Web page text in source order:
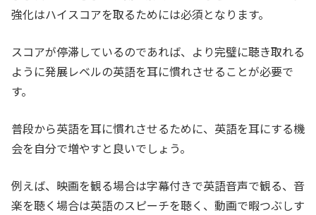
強化はハイスコアを取るためには必須となります。
スコアが停滞しているのであれば、より完璧に聴き取れる
ように発展レベルの英語を耳に慣れさせることが必要で
す。
普段から英語を耳に慣れさせるために、英語を耳にする機
会を自分で増やすと良いでしょう。
例えば、映画を観る場合は字幕付きで英語音声で観る、音
楽を聴く場合は英語のスピーチを聴く、動画で暇つぶしす